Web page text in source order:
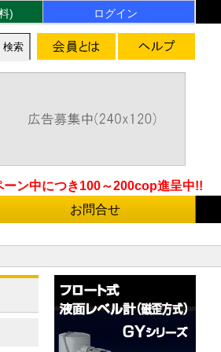
ログイン
)
ン中につき100～200cop進呈中!!
お問合せ